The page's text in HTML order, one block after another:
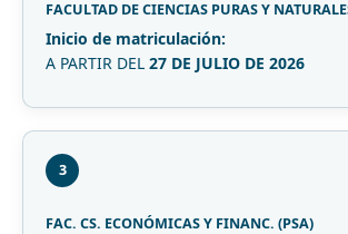
FACULTAD DE CIENCIAS PURAS Y
Inicio de matriculación:
A PARTIR DEL 27 DE JULIO DE 2026
3
FAC. CS. ECONÓMICAS Y FINANC. (PSA)